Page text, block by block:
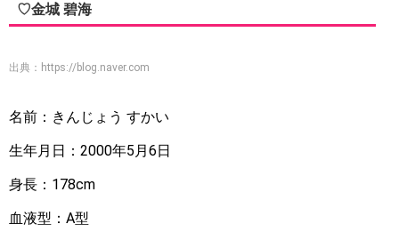
♡金城 碧海
出典： https://blog.naver.com
名前：きんじょう すかい
生年月日：2000年5月6日
身長：178cm
血液型：A型